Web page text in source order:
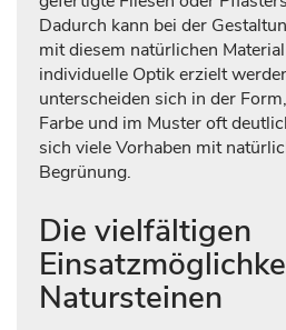
Dadurch kann bei der
mit diesem natürlichen
individuelle Optik erzielt
unterscheiden sich in der
Farbe und im Muster oft
sich viele Vorhaben mit
Begrünung.
Die vielfältigen
Natursteinen